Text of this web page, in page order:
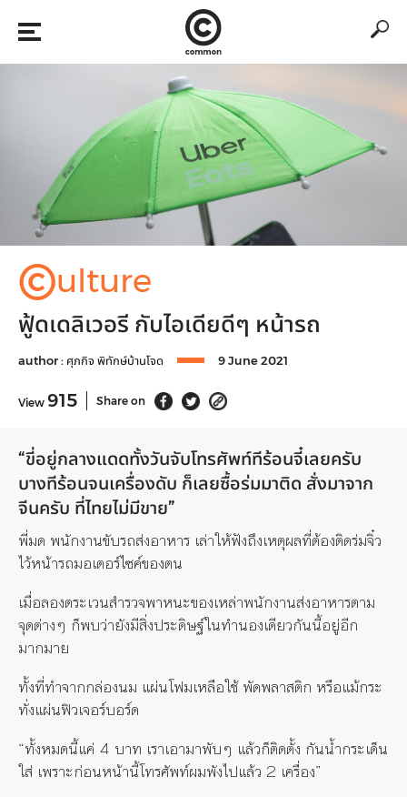
©ulture
ฟู้ดเดลิเวอรี กับไอเดียดีๆ หน้ารถ
author : ศุภกิจ พิทักษ์บ้านโจด 9 June 2021
View 915 Share on
“ขี่อยู่กลางแดดทั้งวันจับโทรศัพท์ทีร้อนจี๋เลยครับ
บางทีร้อนจนเครื่องดับ ก็เลยซื้อร่มมาติด สั่งมาจาก
จีนครับ ที่ไทยไม่มีขาย”
พี่มด พนักงานขับรถส่งอาหาร เล่าให้ฟังถึงเหตุผลที่ต้องติดร่มจิ๋ว
ไว้หน้ารถมอเตอร์ไซค์ของตน
เมื่อลองตระเวนสำรวจพาหนะของเหล่าพนักงานส่งอาหารตาม
จุดต่างๆ ก็พบว่ายังมีสิ่งประดิษฐ์ในทำนองเดียวกันนี้อยู่อีก
มากมาย
ทั้งที่ทำจากกล่องนม แผ่นโฟมเหลือใช้ พัดพลาสติก หรือแม้กระ
ทั่งแผ่นฟิวเจอร์บอร์ด
“ทั้งหมดนี้แค่ 4 บาท เราเอามาพับๆ แล้วก็ติดตั้ง กันน้ำกระเด็น
ใส่ เพราะก่อนหน้านี้โทรศัพท์ผมพังไปแล้ว 2 เครื่อง”